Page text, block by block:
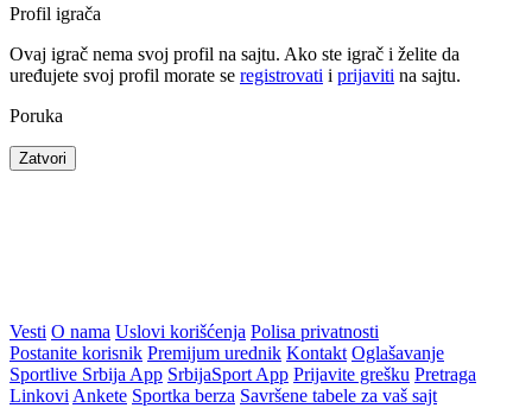
Profil igrača
Ovaj igrač nema svoj profil na sajtu. Ako ste igrač i želite da
uređujete svoj profil morate se registrovati i prijaviti na sajtu.
Poruka
Zatvori
Vesti O nama Uslovi korišćenja Polisa privatnosti
Postanite korisnik Premijum urednik Kontakt Oglašavanje
Sportlive Srbija App SrbijaSport App Prijavite grešku Pretraga
Linkovi Ankete Sportka berza Savršene tabele za vaš sajt